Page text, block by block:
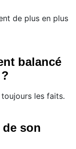
de plus en plus
balancé
les faits.
son